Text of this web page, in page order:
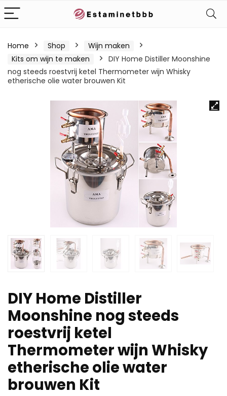
Home Shop
Wijn maken
Kits om wijn te maken
DIY Home Distiller Moonshine
nog steeds roestvrij ketel Thermometer wijn Whisky
etherische olie water brouwen Kit
DIY Home Distiller
Moonshine nog steeds
roestvrij ketel
Thermometer wijn Whisky
etherische olie water
brouwen Kit